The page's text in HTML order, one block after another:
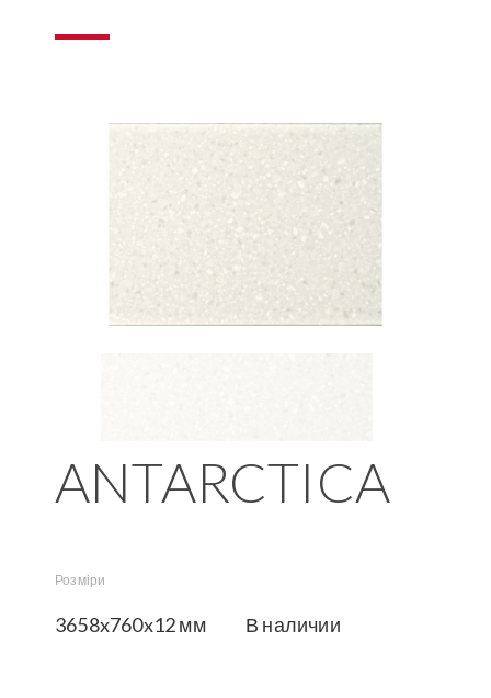
ANTARCTICA
Розміри
3658x760x12 мм В наличии